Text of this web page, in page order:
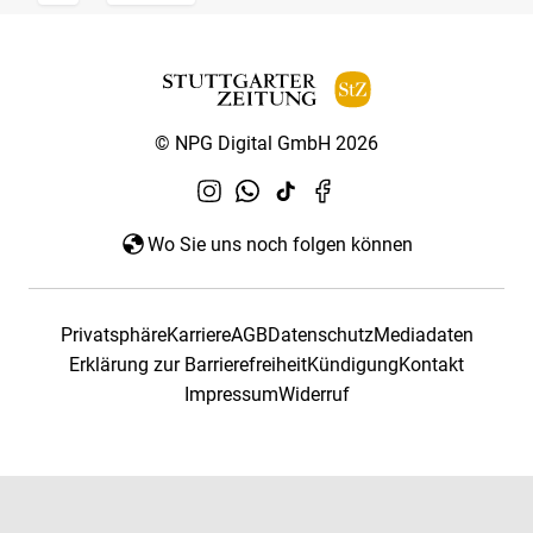
© NPG Digital GmbH 2026
Wo Sie uns noch folgen können
PrivatsphäreKarriereAGBDatenschutzMediadaten
Erklärung zur BarrierefreiheitKündigungKontakt
ImpressumWiderruf